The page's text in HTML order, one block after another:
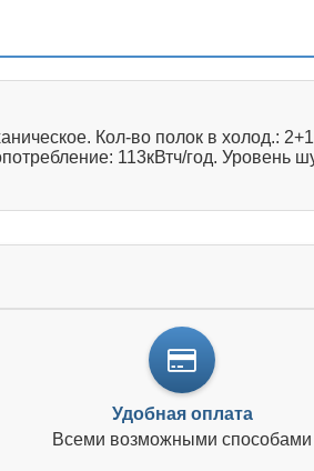
Кол-во полок в холод.:
113кВтч/год.
Удобная оплата
Всеми возможными способами